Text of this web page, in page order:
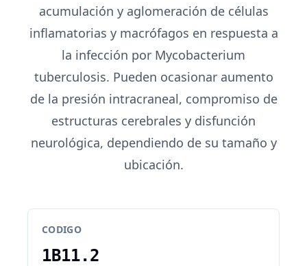
acumulación y aglomeración de células
inflamatorias y macrófagos en respuesta a
la infección por Mycobacterium
tuberculosis. Pueden ocasionar aumento
de la presión intracraneal, compromiso de
estructuras cerebrales y disfunción
neurológica, dependiendo de su tamaño y
ubicación.
CODIGO
1B11.2